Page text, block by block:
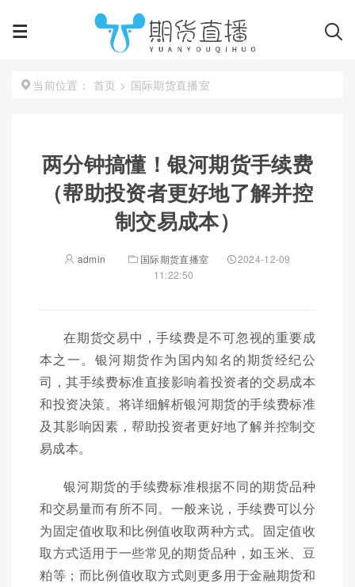
当前位置： 首页 > 国际期货直播室
两分钟搞懂！银河期货手续费
（帮助投资者更好地了解并控
制交易成本）
admin 国际期货直播室
2024-12-09
11:22:50
在期货交易中，手续费是不可忽视的重要成
本之一。银河期货作为国内知名的期货经纪公
司，其手续费标准直接影响着投资者的交易成本
和投资决策。将详细解析银河期货的手续费标准
及其影响因素，帮助投资者更好地了解并控制交
易成本。
银河期货的手续费标准根据不同的期货品种
和交易量而有所不同。一般来说，手续费可以分
为固定值收取和比例值收取两种方式。固定值收
取方式适用于一些常见的期货品种，如玉米、豆
粕等；而比例值收取方式则更多用于金融期货和